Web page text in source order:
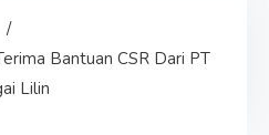
Bantuan CSR Dari PT
Lilin